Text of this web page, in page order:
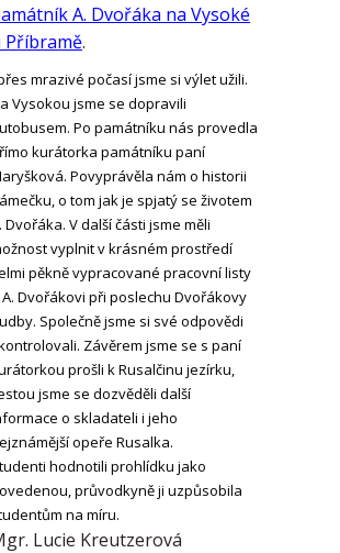
A. Dvořáka na Vysoké
Příbramě.
mrazivé počasí jsme si výlet užili.
Vysokou jsme se dopravili
Po památníku nás provedla
kurátorka památníku paní
Povyprávěla nám o historii
o tom jak je spjatý se životem
Dvořáka. V další části jsme měli
vyplnit v krásném prostředí
pěkně vypracované pracovní listy
Dvořákovi při poslechu Dvořákovy
Společně jsme si své odpovědi
Závěrem jsme se s paní
prošli k Rusalčinu jezírku,
jsme se dozvěděli další
o skladateli i jeho
opeře Rusalka.
hodnotili prohlídku jako
průvodkyně ji uzpůsobila
na míru.
Lucie Kreutzerová